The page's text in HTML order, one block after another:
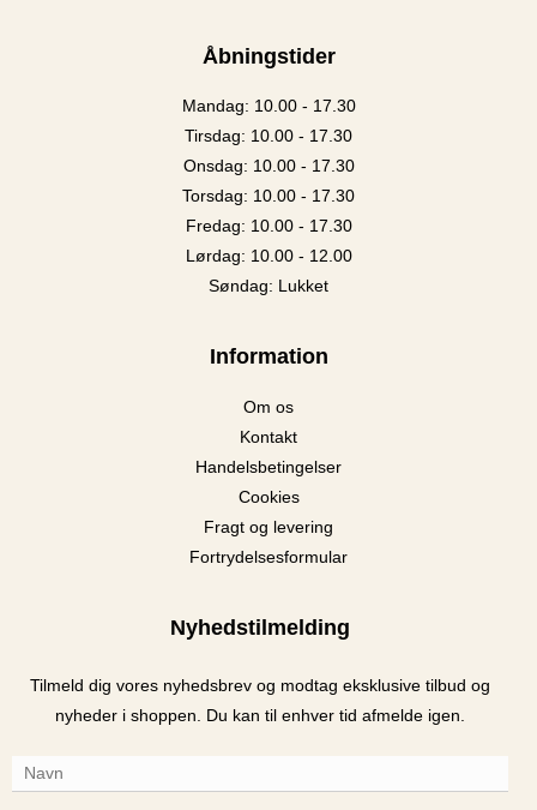
Åbningstider
Mandag: 10.00 - 17.30
Tirsdag: 10.00 - 17.30
Onsdag: 10.00 - 17.30
Torsdag: 10.00 - 17.30
Fredag: 10.00 - 17.30
Lørdag: 10.00 - 12.00
Søndag: Lukket
Information
Om os
Kontakt
Handelsbetingelser
Cookies
Fragt og levering
Fortrydelsesformular
Nyhedstilmelding
Tilmeld dig vores nyhedsbrev og modtag eksklusive tilbud og
nyheder i shoppen. Du kan til enhver tid afmelde igen.